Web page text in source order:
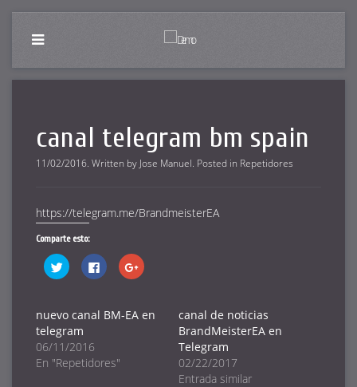
canal telegram bm spain
11/02/2016. Written by Jose Manuel. Posted in Repetidores
https://telegram.me/BrandmeisterEA
Comparte esto:
Haz
clic
Twitter
(Se
abre
en
una
ventana
nueva)
Haz
clic
Facebook
(Se
ventana
nueva)
Haz
clic
Google+
(Se
nuevo canal BM-EA en
telegram
06/11/2016
En "Repetidores"
canal de noticias
BrandMeisterEA en
Telegram
02/22/2017
Entrada similar